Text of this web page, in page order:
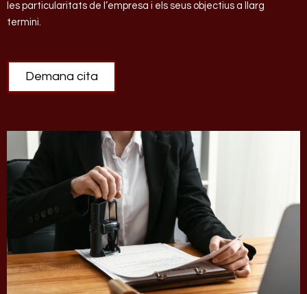
les particularitats de l’empresa i els seus objectius a llarg
termini.
Demana cita